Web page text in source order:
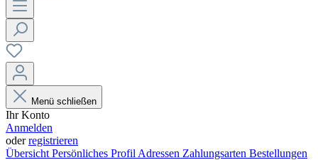
Menü schließen
Ihr Konto
Anmelden
oderregistrieren
Übersicht Persönliches Profil Adressen Zahlungsarten Bestellungen